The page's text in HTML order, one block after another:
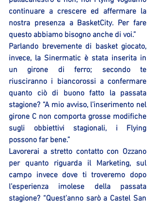
continuare a crescere ed affermare la
nostra presenza a BasketCity. Per fare
questo abbiamo bisogno anche di voi.”
Parlando brevemente di basket giocato,
invece, la Sinermatic è stata inserita in
un girone di ferro; secondo te
riusciranno i biancorossi a confermare
quanto ciò di buono fatto la passata
stagione? “A mio avviso, l’inserimento nel
girone C non comporta grosse modifiche
sugli obbiettivi stagionali, i Flying
possono far bene.”
Lavorerai a stretto contatto con Ozzano
per quanto riguarda il Marketing, sul
campo invece dove ti troveremo dopo
l’esperienza imolese della passata
stagione? “Quest’anno sarò a Castel San